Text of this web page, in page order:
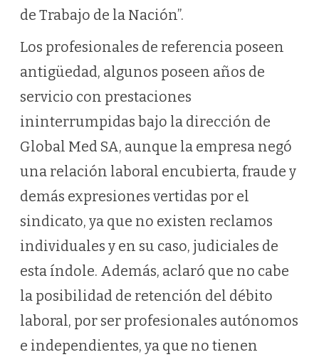
de Trabajo de la Nación”.
Los profesionales de referencia poseen
antigüedad, algunos poseen años de
servicio con prestaciones
ininterrumpidas bajo la dirección de
Global Med SA, aunque la empresa negó
una relación laboral encubierta, fraude y
demás expresiones vertidas por el
sindicato, ya que no existen reclamos
individuales y en su caso, judiciales de
esta índole. Además, aclaró que no cabe
la posibilidad de retención del débito
laboral, por ser profesionales autónomos
e independientes, ya que no tienen